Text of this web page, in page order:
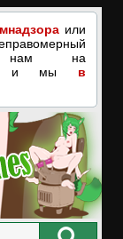
или
нам на
мы в